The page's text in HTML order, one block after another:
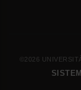
©2026